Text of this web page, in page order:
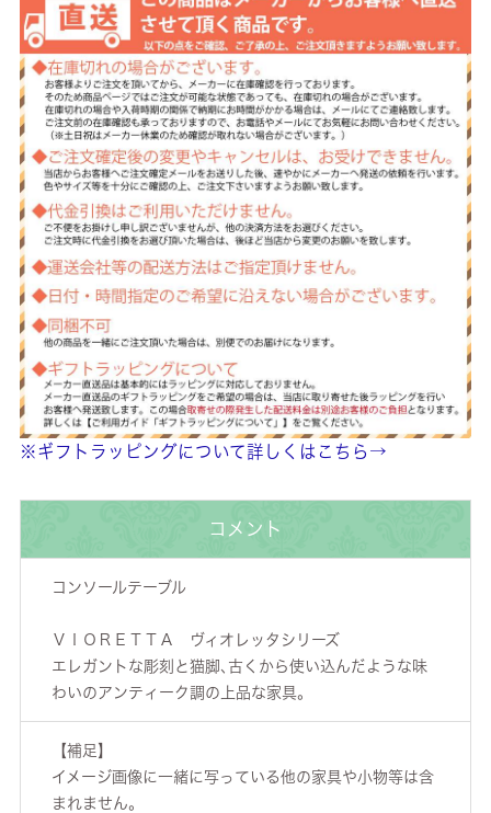
※ギフトラッピングについて詳しくはこちら→
コメント
コンソールテーブル
ＶＩＯＲＥＴＴＡ ヴィオレッタシリーズ
エレガントな彫刻と猫脚､古くから使い込んだような味
わいのアンティーク調の上品な家具。
【補足】
イメージ画像に一緒に写っている他の家具や小物等は含
まれません。